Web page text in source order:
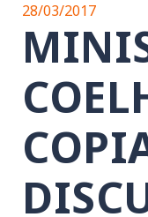
28/03/2017